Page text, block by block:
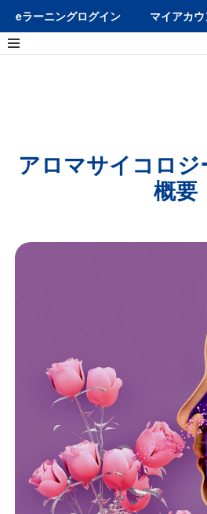
eラーニングログイン マイアカウ
ホーム アロマサイコロジー・コースの
アロマサイコロ
概要